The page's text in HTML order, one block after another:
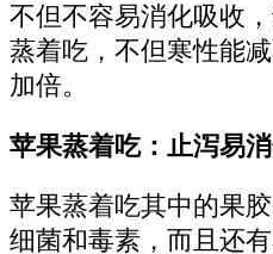
不但不容易消化吸收
蒸着吃，不但寒性能
加倍。
苹果蒸着吃：止泻易
苹果蒸着吃其中的果
细菌和毒素，而且还